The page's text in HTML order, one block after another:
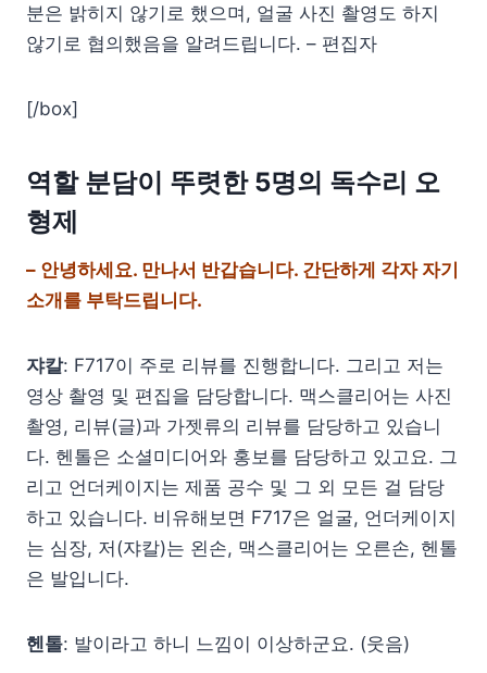
분은 밝히지 않기로 했으며, 얼굴 사진 촬영도 하지
않기로 협의했음을 알려드립니다. – 편집자
[/box]
역할 분담이 뚜렷한 5명의 독수리 오
형제
– 안녕하세요. 만나서 반갑습니다. 간단하게 각자 자기
소개를 부탁드립니다.
쟈칼: F717이 주로 리뷰를 진행합니다. 그리고 저는
영상 촬영 및 편집을 담당합니다. 맥스클리어는 사진
촬영, 리뷰(글)과 가젯류의 리뷰를 담당하고 있습니
다. 헨톨은 소셜미디어와 홍보를 담당하고 있고요. 그
리고 언더케이지는 제품 공수 및 그 외 모든 걸 담당
하고 있습니다. 비유해보면 F717은 얼굴, 언더케이지
는 심장, 저(쟈칼)는 왼손, 맥스클리어는 오른손, 헨톨
은 발입니다.
헨톨: 발이라고 하니 느낌이 이상하군요. (웃음)